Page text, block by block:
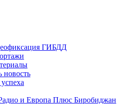
ГИБДД
новость
и Европа Плюс Биробиджан